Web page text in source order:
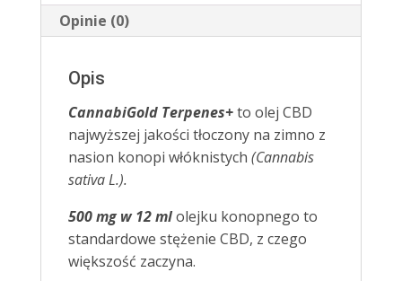
Opinie (0)
Opis
CannabiGold Terpenes+to olej CBD
najwyższej jakości tłoczony na zimno z
nasion konopi włóknistych (Cannabis
sativa L.).
500 mgw 12 mlolejku konopnego to
standardowe stężenie CBD, z czego
większość zaczyna.